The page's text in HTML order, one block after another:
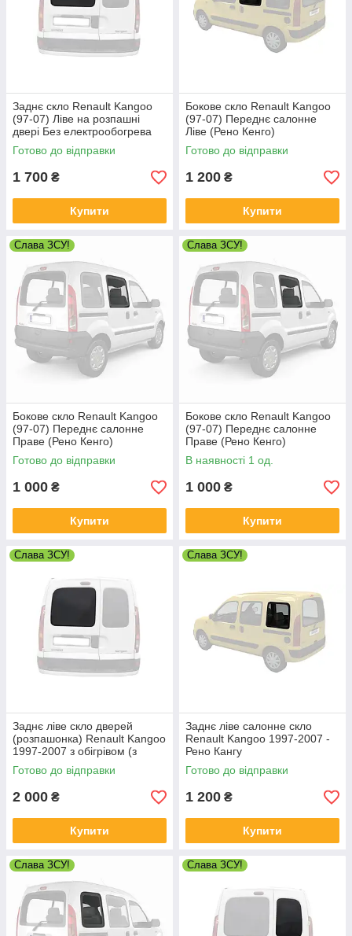
Заднє скло Renault Kangoo
(97-07) Ліве на розпашні
двері Без електрообогрева
(Рено Кенго)
Готово до відправки
1 700 ₴
Купити
Бокове скло Renault Kangoo
(97-07) Переднє салонне
Ліве (Рено Кенго)
Готово до відправки
1 200 ₴
Купити
Слава ЗСУ!
Бокове скло Renault Kangoo
(97-07) Переднє салонне
Праве (Рено Кенго)
Готово до відправки
1 000 ₴
Купити
Слава ЗСУ!
Бокове скло Renault Kangoo
(97-07) Переднє салонне
Праве (Рено Кенго)
В наявності 1 од.
1 000 ₴
Купити
Слава ЗСУ!
Заднє ліве скло дверей
(розпашонка) Renault Kangoo
1997-2007 з обігрівом (з
шовкографією) - Рено Кангу
Готово до відправки
2 000 ₴
Купити
Слава ЗСУ!
Заднє ліве салонне скло
Renault Kangoo 1997-2007 -
Рено Кангу
Готово до відправки
1 200 ₴
Купити
Слава ЗСУ! Слава ЗСУ!